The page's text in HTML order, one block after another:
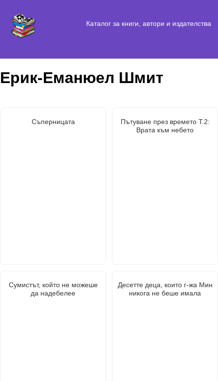
Каталог за книги, автори и издателства
Ерик-Еманюел Шмит
Съперницата
Пътуване през времето Т.2:
Врата към небето
Сумистът, който не можеше
да надебелее
Десетте деца, които г-жа Мин
никога не беше имала